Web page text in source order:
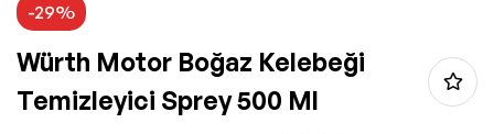
-29%
Würth Motor Boğaz Kelebeği
Temizleyici Sprey 500 Ml